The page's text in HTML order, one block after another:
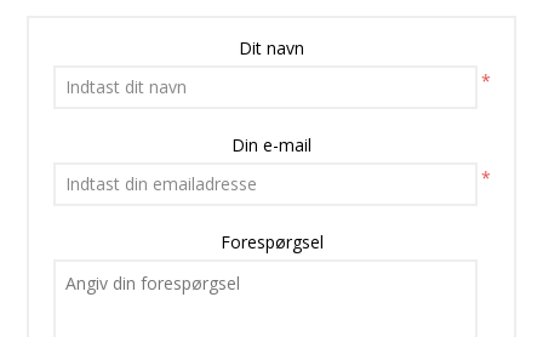
Dit navn
*
Din e-mail
*
Forespørgsel